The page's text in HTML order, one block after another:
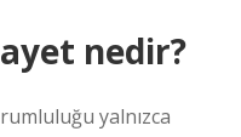
nedir?
yalnızca